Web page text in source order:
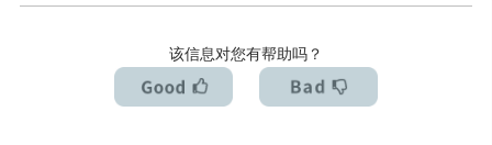
该信息对您有帮助吗？